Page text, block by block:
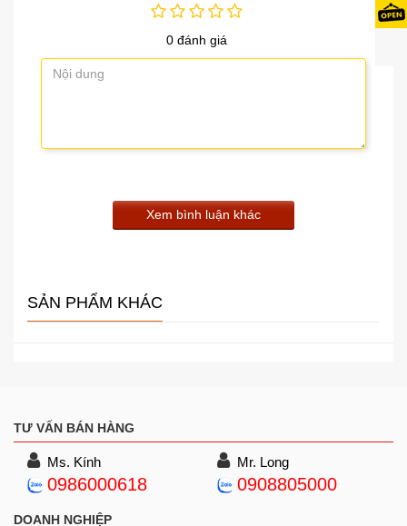
0 đánh giá
Xem bình luận khác
SẢN PHẨM KHÁC
TƯ VẤN BÁN HÀNG
Ms. Kính
0986000618
Mr. Long
0908805000
DOANH NGHIỆP